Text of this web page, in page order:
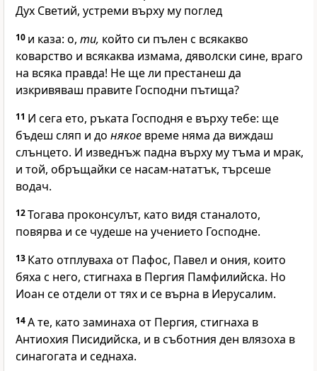
Дух Светий, устреми върху му поглед
10 и каза: о, ти, който си пълен с всякакво
коварство и всякаква измама, дяволски сине, враго
на всяка правда! Не ще ли престанеш да
изкривяваш правите Господни пътища?
11 И сега ето, ръката Господня е върху тебе: ще
бъдеш сляп и до някое време няма да виждаш
слънцето. И изведнъж падна върху му тъма и мрак,
и той, обръщайки се насам-нататък, търсеше
водач.
12Тогава проконсулът, като видя станалото,
повярва и се чудеше на учението Господне.
13 Като отплуваха от Пафос, Павел и ония, които
бяха с него, стигнаха в Пергия Памфилийска. Но
Иоан се отдели от тях и се върна в Иерусалим.
14А те, като заминаха от Пергия, стигнаха в
Антиохия Писидийска, и в съботния ден влязоха в
синагогата и седнаха.